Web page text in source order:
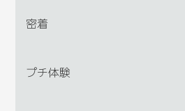
密着
プチ体験